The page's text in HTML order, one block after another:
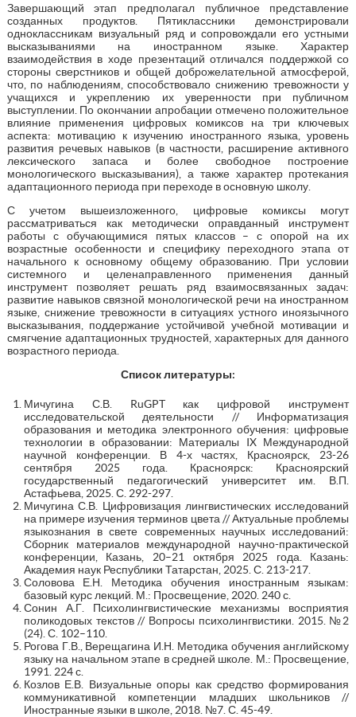
Завершающий этап предполагал публичное представление
созданных продуктов. Пятиклассники демонстрировали
одноклассникам визуальный ряд и сопровождали его устными
высказываниями на иностранном языке. Характер
взаимодействия в ходе презентаций отличался поддержкой со
стороны сверстников и общей доброжелательной атмосферой,
что, по наблюдениям, способствовало снижению тревожности у
учащихся и укреплению их уверенности при публичном
выступлении. По окончании апробации отмечено положительное
влияние применения цифровых комиксов на три ключевых
аспекта: мотивацию к изучению иностранного языка, уровень
развития речевых навыков (в частности, расширение активного
лексического запаса и более свободное построение
монологического высказывания), а также характер протекания
адаптационного периода при переходе в основную школу.
С учетом вышеизложенного, цифровые комиксы могут
рассматриваться как методически оправданный инструмент
работы с обучающимися пятых классов – с опорой на их
возрастные особенности и специфику переходного этапа от
начального к основному общему образованию. При условии
системного и целенаправленного применения данный
инструмент позволяет решать ряд взаимосвязанных задач:
развитие навыков связной монологической речи на иностранном
языке, снижение тревожности в ситуациях устного иноязычного
высказывания, поддержание устойчивой учебной мотивации и
смягчение адаптационных трудностей, характерных для данного
возрастного периода.
Список литературы:
Мичугина С.В. RuGPT как цифровой инструмент
исследовательской деятельности // Информатизация
образования и методика электронного обучения: цифровые
технологии в образовании: Материалы IX Международной
научной конференции. В 4-х частях, Красноярск, 23-26
сентября 2025 года. Красноярск: Красноярский
государственный педагогический университет им. В.П.
Астафьева, 2025. С. 292-297.
Мичугина С.В. Цифровизация лингвистических исследований
на примере изучения терминов цвета // Актуальные проблемы
языкознания в свете современных научных исследований:
Сборник материалов международной научно-практической
конференции, Казань, 20–21 октября 2025 года. Казань:
Академия наук Республики Татарстан, 2025. С. 213-217.
Соловова Е.Н. Методика обучения иностранным языкам:
базовый курс лекций. М.: Просвещение, 2020. 240 с.
Сонин А.Г. Психолингвистические механизмы восприятия
поликодовых текстов // Вопросы психолингвистики. 2015. №2
(24). С. 102–110.
Рогова Г.В., Верещагина И.Н. Методика обучения английскому
языку на начальном этапе в средней школе. М.: Просвещение,
1991. 224 с.
Козлов Е.В. Визуальные опоры как средство формирования
коммуникативной компетенции младших школьников //
Иностранные языки в школе, 2018. №7. С. 45-49.